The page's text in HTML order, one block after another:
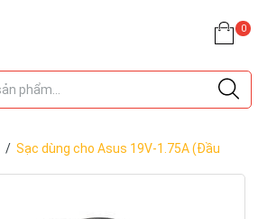
0
/ Sạc dùng cho Asus 19V-1.75A (Đầu